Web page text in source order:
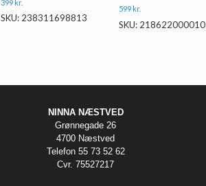
399kr.
SKU: 238311698813
599 kr.
SKU: 218622000010
NINNA NÆSTVED
Grønnegade 26
4700 Næstved
Telefon 55 73 52 62
Cvr. 75527217